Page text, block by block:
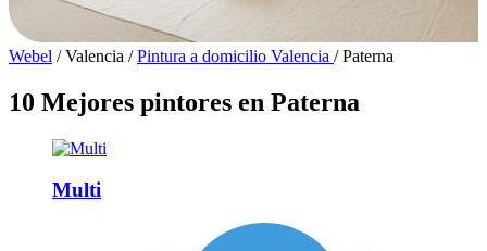
Webel / Valencia / Pintura a domicilio Valencia / Paterna
10 Mejores pintores en Paterna
Multi